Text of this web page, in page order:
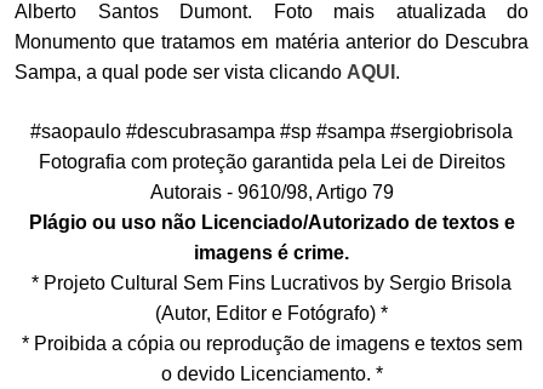
Alberto Santos Dumont. Foto mais atualizada do
Monumento que tratamos em matéria anterior do Descubra
Sampa, a qual pode ser vista clicando AQUI .
#saopaulo #descubrasampa #sp #sampa #sergiobrisola
Fotografia com proteção garantida pela Lei de Direitos
Autorais - 9610/98, Artigo 79
Plágio ou uso não Licenciado/Autorizado de textos e
imagens é crime.
* Projeto Cultural Sem Fins Lucrativos by Sergio Brisola
(Autor, Editor e Fotógrafo) *
* Proibida a cópia ou reprodução de imagens e textos sem
o devido Licenciamento. *